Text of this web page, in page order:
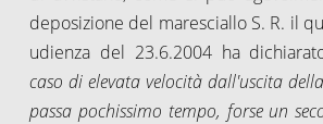
deposizione del maresciallo S. R. il
udienza del 23.6.2004 ha
caso di elevata velocità dall'uscita
passa pochissimo tempo, forse un